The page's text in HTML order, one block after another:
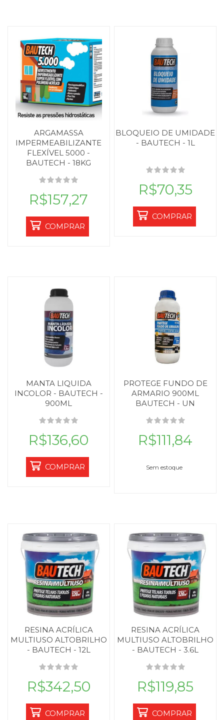
ARGAMASSA
IMPERMEABILIZANTE
FLEXÍVEL 5000 -
BAUTECH - 18KG
R$157,27
COMPRAR
BLOQUEIO DE UMIDADE
- BAUTECH - 1L
R$70,35
COMPRAR
MANTA LIQUIDA
INCOLOR - BAUTECH -
900ML
R$136,60
COMPRAR
PROTEGE FUNDO DE
ARMARIO 900ML
BAUTECH - UN
R$111,84
Sem estoque
RESINA ACRÍLICA
MULTIUSO ALTOBRILHO
- BAUTECH - 12L
R$342,50
COMPRAR
RESINA ACRÍLICA
MULTIUSO ALTOBRILHO
- BAUTECH - 3.6L
R$119,85
COMPRAR